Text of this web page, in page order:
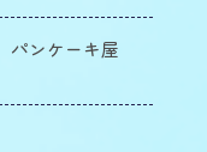
ンケーキ屋